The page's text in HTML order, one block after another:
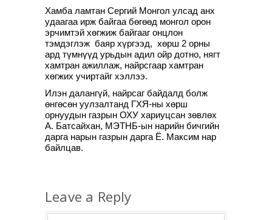
Хамба ламтан Сергий Монгол улсад анх
удаагаа ирж байгаа бөгөөд монгол орон
эрчимтэй хөгжиж байгааг онцлон
тэмдэглэж баяр хүргээд, хөрш 2 орны
ард түмнүүд урьдын адил ойр дотно, нягт
хамтран ажиллаж, найрсгаар хамтран
хөгжих учиртайг хэллээ.
Илэн далангүй, найрсаг байдалд болж
өнгөсөн уулзалтанд ГХЯ-ны хөрш
орнуудын газрын ОХУ хариуцсан зөвлөх
А. Батсайхан, МЭТНБ-ын нарийн бичгийн
дарга нарын газрын дарга Ё. Максим нар
байлцав.
Leave a Reply